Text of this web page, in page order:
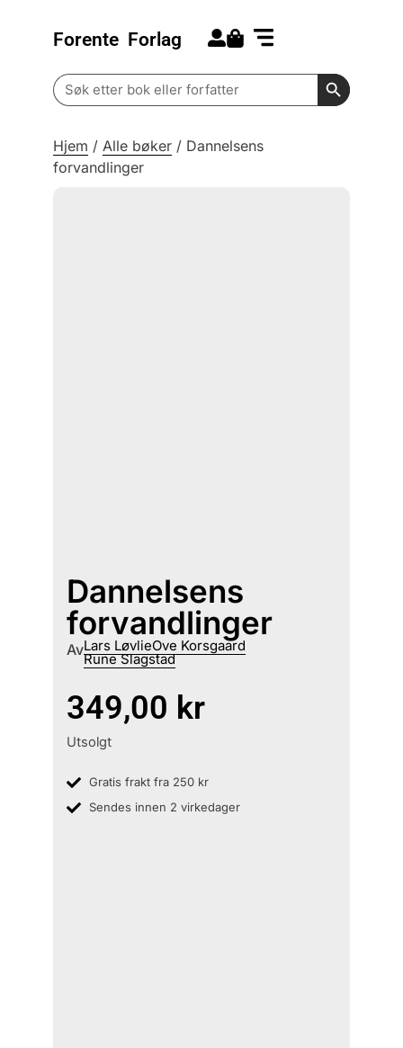
Forente Forlag
Search
for:
Search
Hjem / Alle bøker / Dannelsens
forvandlinger
Dannelsens
forvandlinger
AvLars LøvlieOve Korsgaard
Rune Slagstad
349,00 kr
Utsolgt
Gratis frakt fra 250 kr
Sendes innen 2 virkedager